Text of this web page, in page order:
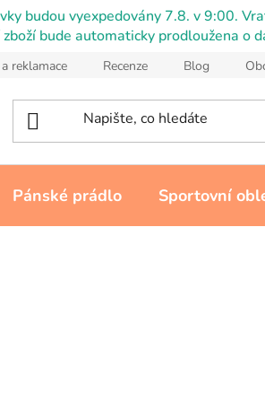
budou vyexpedovány 7.8. v 9:00.
bude automaticky prodloužena o
reklamace Recenze Blog
Pánské prádlo Sportovní